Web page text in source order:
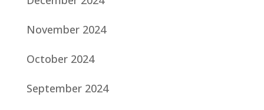
November 2024
October 2024
September 2024